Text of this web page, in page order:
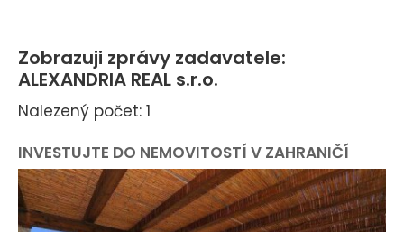
Zobrazuji zprávy zadavatele:
ALEXANDRIA REAL s.r.o.
Nalezený počet: 1
INVESTUJTE DO NEMOVITOSTÍ V ZAHRANIČÍ